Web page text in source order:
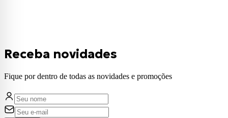
Receba novidades
Fique por dentro de todas as novidades e promoções